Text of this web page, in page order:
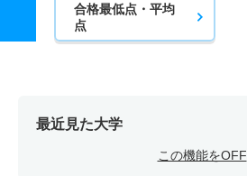
合格最低点・平均
点
最近見た大学
この機能をOFF